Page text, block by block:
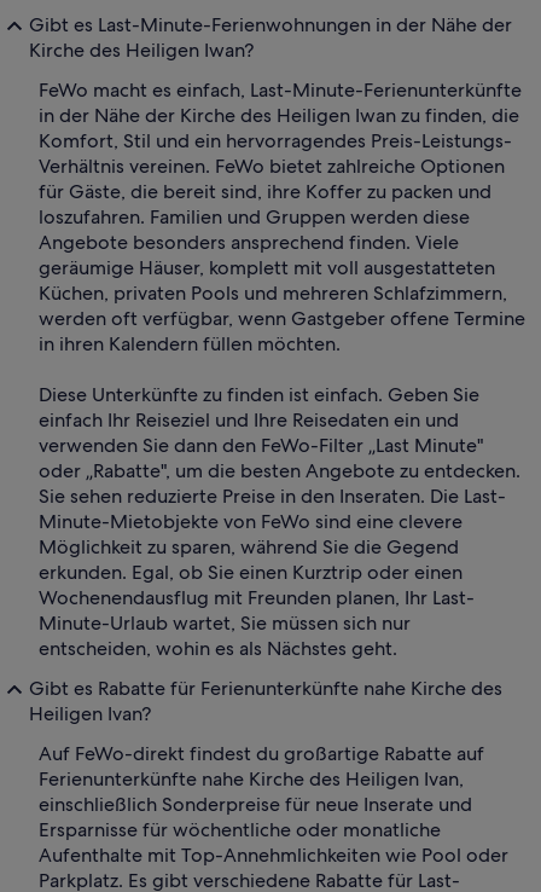
Gibt es Last-Minute-Ferienwohnungen in der Nähe der
Kirche des Heiligen Iwan?
FeWo macht es einfach, Last-Minute-Ferienunterkünfte
in der Nähe der Kirche des Heiligen Iwan zu finden, die
Komfort, Stil und ein hervorragendes Preis-Leistungs-
Verhältnis vereinen. FeWo bietet zahlreiche Optionen
für Gäste, die bereit sind, ihre Koffer zu packen und
loszufahren. Familien und Gruppen werden diese
Angebote besonders ansprechend finden. Viele
geräumige Häuser, komplett mit voll ausgestatteten
Küchen, privaten Pools und mehreren Schlafzimmern,
werden oft verfügbar, wenn Gastgeber offene Termine
in ihren Kalendern füllen möchten.
Diese Unterkünfte zu finden ist einfach. Geben Sie
einfach Ihr Reiseziel und Ihre Reisedaten ein und
verwenden Sie dann den FeWo-Filter „Last Minute"
oder „Rabatte", um die besten Angebote zu entdecken.
Sie sehen reduzierte Preise in den Inseraten. Die Last-
Minute-Mietobjekte von FeWo sind eine clevere
Möglichkeit zu sparen, während Sie die Gegend
erkunden. Egal, ob Sie einen Kurztrip oder einen
Wochenendausflug mit Freunden planen, Ihr Last-
Minute-Urlaub wartet, Sie müssen sich nur
entscheiden, wohin es als Nächstes geht.
Gibt es Rabatte für Ferienunterkünfte nahe Kirche des
Heiligen Ivan?
Auf FeWo-direkt findest du großartige Rabatte auf
Ferienunterkünfte nahe Kirche des Heiligen Ivan,
einschließlich Sonderpreise für neue Inserate und
Ersparnisse für wöchentliche oder monatliche
Aufenthalte mit Top-Annehmlichkeiten wie Pool oder
Parkplatz. Es gibt verschiedene Rabatte für Last-